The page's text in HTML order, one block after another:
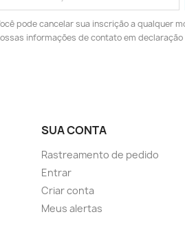
pode cancelar sua inscrição a qualquer
informações de contato em declaração
SUA CONTA
Rastreamento de pedido
Entrar
Criar conta
Meus alertas